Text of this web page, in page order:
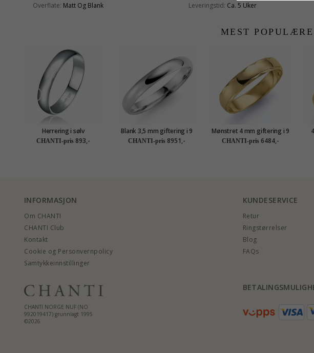
Overflate: Matt Og Blank
Leveringstid: Ca. 5 Uker
MEST
Herrering i sølv
CHANTI-pris 893,-
Blank 3,5 mm giftering i 9
karat hvitt gull
CHANTI-pris 8951,-
Mønstret 4 mm giftering i 9
karat gull
CHANTI-pris 6484,-
INFORMASJON
Om CHANTI
CHANTI Club
Kontakt
Cookie og Personvernpolicy
Samtykkeinnstillinger
KUNDESERVICE
Retur
Ringstørrelser
Blog
FAQs
CHANTI NORGE NUF (NO
992019417) grunnlagt 1995
©2026